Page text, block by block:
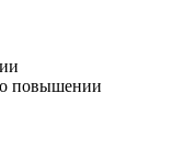
о повышении